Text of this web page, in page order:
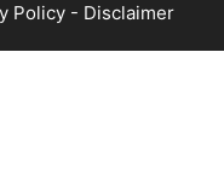
Policy - Disclaimer